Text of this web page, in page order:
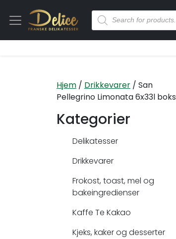
Hjem / Drikkevarer / San
Pellegrino Limonata 6x33l boks
Kategorier
Delikatesser
Drikkevarer
Frokost, toast, mel og
bakeingredienser
Kaffe Te Kakao
Kjeks, kaker og desserter